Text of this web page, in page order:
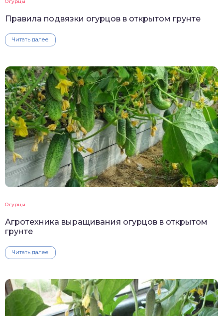
Правила подвязки огурцов в открытом грунте
Читать далее
Огурцы
Агротехника выращивания огурцов в открытом
грунте
Читать далее